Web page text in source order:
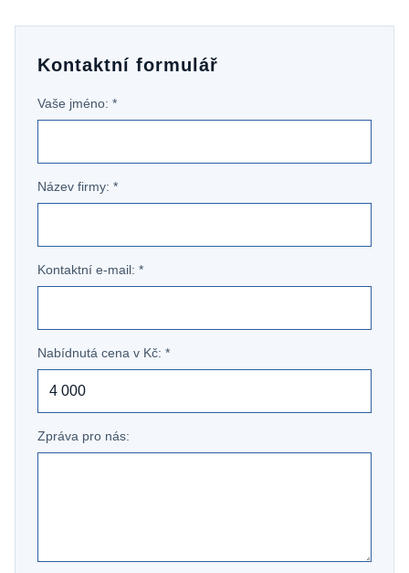
Kontaktní formulář
Vaše jméno: *
Název firmy: *
Kontaktní e-mail: *
Nabídnutá cena v Kč: *
Zpráva pro nás: